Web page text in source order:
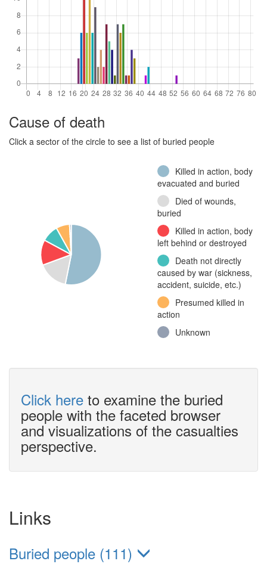
Cause of death
Click a sector of the circle to see a list of buried people
Killed in action, body
evacuated and buried
Died of wounds,
buried
Killed in action, body
left behind or destroyed
Death not directly
caused by war (sickness,
accident, suicide, etc.)
Presumed killed in
action
Unknown
Click here to examine the buried
people with the faceted browser
and visualizations of the casualties
perspective.
Links
Buried people (111)